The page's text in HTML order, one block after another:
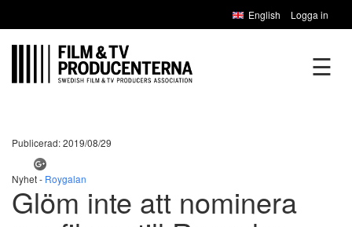
English Logga in
☰
Publicerad: 2019/08/29
Nyhet - Roygalan
Glöm inte att nominera